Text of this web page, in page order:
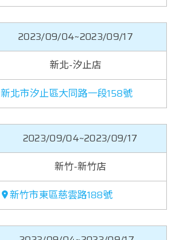
2023/09/04~2023/09/17
新北-汐止店
新北市汐止區大同路一段158號
2023/09/04~2023/09/17
新竹-新竹店
新竹市東區慈雲路188號